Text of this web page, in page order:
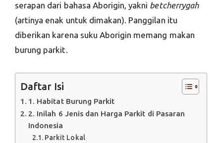
serapan dari bahasa Aborigin, yakni betcherrygah
(artinya enak untuk dimakan). Panggilan itu
diberikan karena suku Aborigin memang makan
burung parkit.
Daftar Isi
1. Habitat Burung Parkit
2. Inilah 6 Jenis dan Harga Parkit di Pasaran
Indonesia
Parkit Lokal